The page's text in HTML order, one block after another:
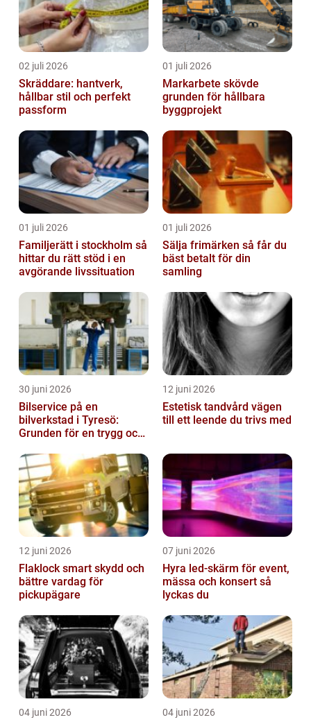
02 juli 2026
Skräddare: hantverk,
hållbar stil och perfekt
passform
01 juli 2026
Markarbete skövde
grunden för hållbara
byggprojekt
01 juli 2026
Familjerätt i stockholm så
hittar du rätt stöd i en
avgörande livssituation
01 juli 2026
Sälja frimärken så får du
bäst betalt för din
samling
30 juni 2026
Bilservice på en
bilverkstad i Tyresö:
Grunden för en trygg och
12 juni 2026
Estetisk tandvård vägen
till ett leende du trivs med
12 juni 2026
Flaklock smart skydd och
bättre vardag för
pickupägare
07 juni 2026
Hyra led-skärm för event,
mässa och konsert så
lyckas du
04 juni 2026 04 juni 2026